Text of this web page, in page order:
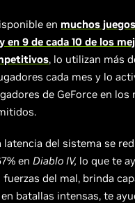
en muchos
en 9 de cada 10 de los
, lo utilizan más
cada mes y lo
de GeForce en los
latencia del sistema se
enDiablo IV, lo que te
del mal, brinda
batallas intensas, te